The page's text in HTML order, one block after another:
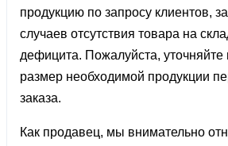
продукцию по запросу клиентов,
случаев отсутствия товара на
дефицита. Пожалуйста, уточняйте
размер необходимой продукции
заказа.
Как продавец, мы внимательно